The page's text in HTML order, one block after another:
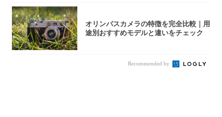
オリンパスカメラの特徴を完全比較｜用
途別おすすめモデルと違いをチェック
Recommended by